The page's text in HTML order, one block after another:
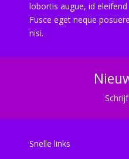
lobortis augue, id
Fusce eget neque
nisi.
Snelle links